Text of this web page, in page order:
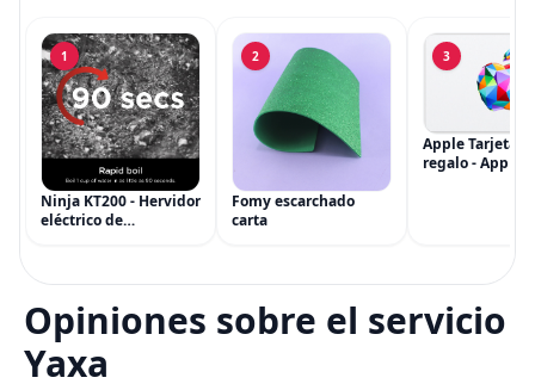
1
Ninja KT200 - Hervidor
eléctrico de
ajuste de temperatura
de Acero
2
Fomy escarchado
carta
3
Apple Tarjeta
regalo - App
Opiniones sobre el servicio
Yaxa